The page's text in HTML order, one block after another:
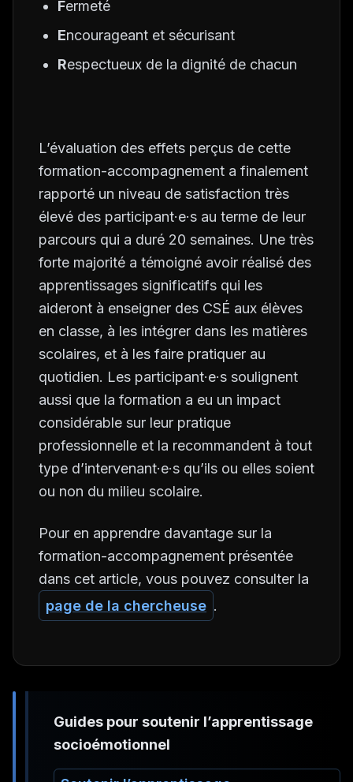
Fermeté
Encourageant et sécurisant
Respectueux de la dignité de chacun
L’évaluation des effets perçus de cette
formation-accompagnement a finalement
rapporté un niveau de satisfaction très
élevé des participant·e·s au terme de leur
parcours qui a duré 20 semaines. Une très
forte majorité a témoigné avoir réalisé des
apprentissages significatifs qui les
aideront à enseigner des CSÉ aux élèves
en classe, à les intégrer dans les matières
scolaires, et à les faire pratiquer au
quotidien. Les participant·e·s soulignent
aussi que la formation a eu un impact
considérable sur leur pratique
professionnelle et la recommandent à tout
type d’intervenant·e·s qu’ils ou elles soient
ou non du milieu scolaire.
Pour en apprendre davantage sur la
formation-accompagnement présentée
dans cet article, vous pouvez consulter la
page de la chercheuse .
Guides pour soutenir l’apprentissage
socioémotionnel